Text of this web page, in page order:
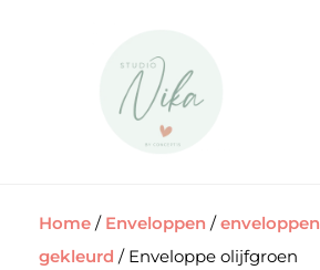
Home / Enveloppen /enveloppen
gekleurd / Enveloppe olijfgroen